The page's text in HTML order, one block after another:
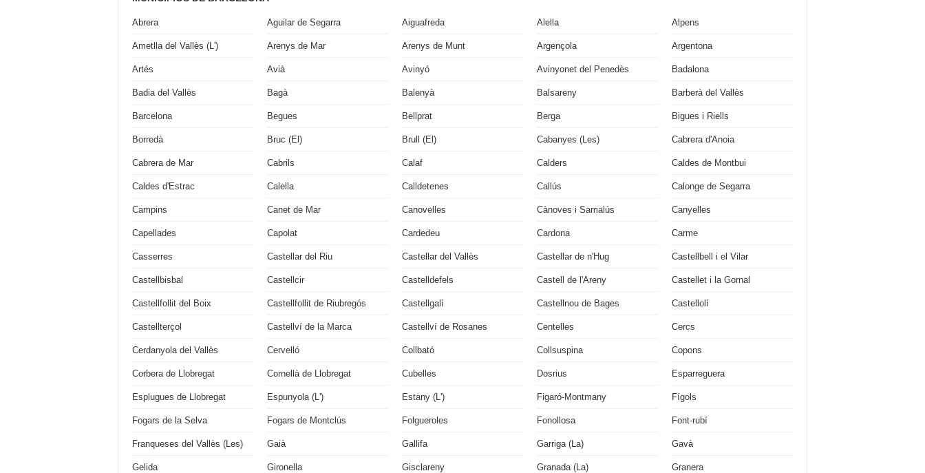
Abrera Aguilar de Segarra Aiguafreda Alella Alpens
Ametlla del Vallès (L') Arenys de Mar Arenys de Munt Argençola Argentona
Artés Avià Avinyó Avinyonet del Penedès Badalona
Badia del Vallès Bagà Balenyà Balsareny Barberà del Vallès
Barcelona Begues Bellprat Berga Bigues i Riells
Borredà Bruc (El) Brull (El) Cabanyes (Les) Cabrera d'Anoia
Cabrera de Mar Cabrils Calaf Calders Caldes de Montbui
Caldes d'Estrac Calella Calldetenes Callús Calonge de Segarra
Campins Canet de Mar Canovelles Cànoves i Samalús Canyelles
Capellades Capolat Cardedeu Cardona Carme
Casserres Castellar del Riu Castellar del Vallès Castellar de n'Hug Castellbell i el Vilar
Castellbisbal Castellcir Castelldefels Castell de l'Areny Castellet i la Gornal
Castellfollit del Boix Castellfollit de Riubregós Castellgalí Castellnou de Bages Castellolí
Castellterçol Castellví de la Marca Castellví de Rosanes Centelles Cercs
Cerdanyola del Vallès Cervelló Collbató Collsuspina Copons
Corbera de Llobregat Cornellà de Llobregat Cubelles Dosrius Esparreguera
Esplugues de Llobregat Espunyola (L') Estany (L') Figaró-Montmany Fígols
Fogars de la Selva Fogars de Montclús Folgueroles Fonollosa Font-rubí
Franqueses del Vallès (Les) Gaià Gallifa Garriga (La) Gavà
Gelida Gironella Gisclareny Granada (La) Granera